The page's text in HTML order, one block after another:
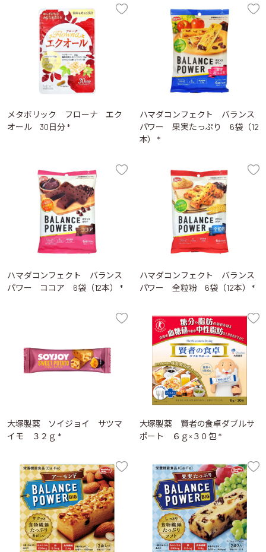
メタボリック フローナ エク
オール 30日分 *
ハマダコンフェクト バランス
パワー 果実たっぷり 6袋（12
本） *
ハマダコンフェクト バランス
パワー ココア 6袋（12本） *
ハマダコンフェクト バランス
パワー 全粒粉 6袋（12本） *
大塚製薬 ソイジョイ サツマ
イモ ３２ｇ *
大塚製薬 賢者の食卓ダブルサ
ポート ６ｇ×３０包 *